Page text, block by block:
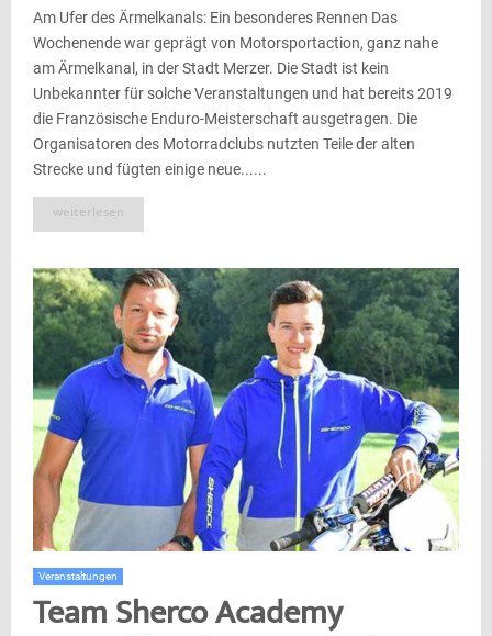
Am Ufer des Ärmelkanals: Ein besonderes Rennen Das
Wochenende war geprägt von Motorsportaction, ganz nahe
am Ärmelkanal, in der Stadt Merzer. Die Stadt ist kein
Unbekannter für solche Veranstaltungen und hat bereits 2019
die Französische Enduro-Meisterschaft ausgetragen. Die
Organisatoren des Motorradclubs nutzten Teile der alten
Strecke und fügten einige neue......
weiterlesen
Veranstaltungen
Team Sherco Academy